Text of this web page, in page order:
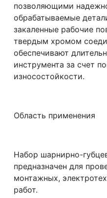
позволяющими
обрабатываемые
закаленные рабочие
твердым хромом
обеспечивают
инструмента за счет
износостойкости.
Область применения
Набор шарнирно-
предназначен для
монтажных,
работ.